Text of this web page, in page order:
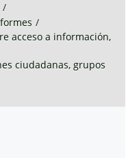
/
/
acceso a información,
ciudadanas, grupos